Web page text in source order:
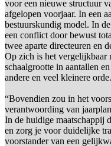
voor een nieuwe structuur
afgelopen voorjaar. In een
bestuurskundig model. In
een conflict door bewust
twee aparte directeuren en
Op zich is het
schaalgrootte in aantallen
andere en veel kleinere
“Bovendien zou in het
verantwoording van
In de huidige maatschappij
en zorg je voor duidelijke
voorstander van een